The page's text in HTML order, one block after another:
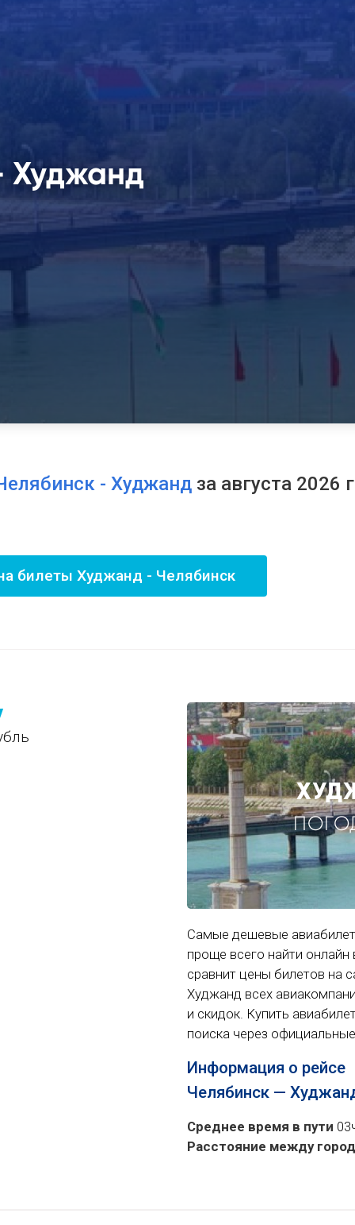
Худжанд
- Худжанд за августа 2026
билеты Худжанд - Челябинск
Самые дешевые
проще всего найти
сравнит цены билетов на
Худжанд всех
и скидок. Купить
поиска через
Информация о рейсе
Челябинск —
Среднее время в пути
Расстояние между